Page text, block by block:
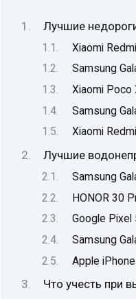
Лучшие
Xiaomi
Samsung
Xiaomi Poco
Samsung
Xiaomi
Лучшие
Samsung
HONOR 30
Google Pixel
Samsung
Apple
Что учесть при